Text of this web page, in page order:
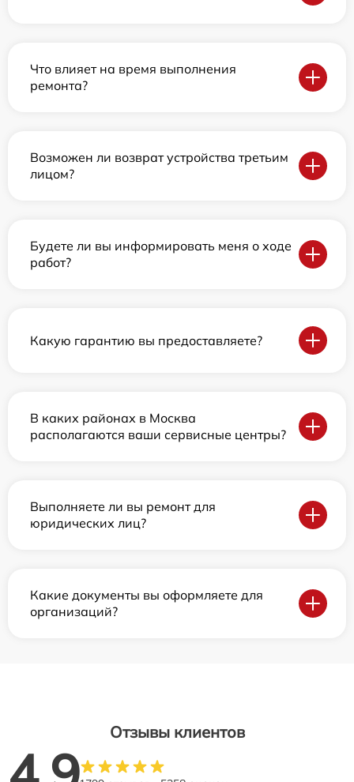
Что влияет на время выполнения
ремонта?
Возможен ли возврат устройства третьим
лицом?
Будете ли вы информировать меня о ходе
работ?
Какую гарантию вы предоставляете?
В каких районах в Москва
располагаются ваши сервисные центры?
Выполняете ли вы ремонт для
юридических лиц?
Какие документы вы оформляете для
организаций?
Отзывы клиентов